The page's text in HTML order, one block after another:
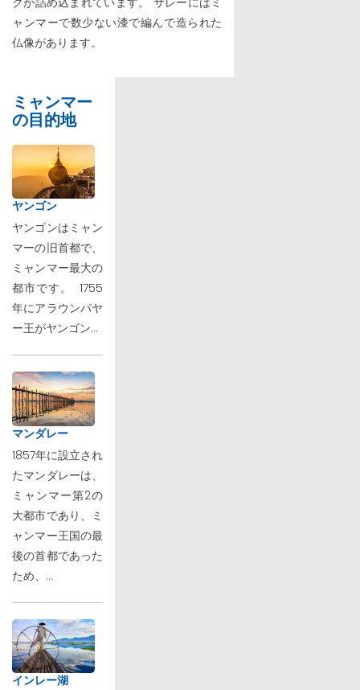
ャンマーで数少ない漆で編んで造られた
仏像があります。
ミャンマー
の目的地
ヤンゴン
ヤンゴンはミャン
マーの旧首都で、
ミャンマー最大の
都市です。 1755
年にアラウンパヤ
ー王がヤンゴン...
マンダレー
1857年に設立され
たマンダレーは、
ミャンマー第2の
大都市であり、ミ
ャンマー王国の最
後の首都であった
ため、...
インレー湖